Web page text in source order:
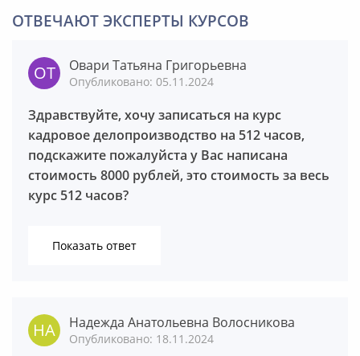
ОТВЕЧАЮТ ЭКСПЕРТЫ КУРСОВ
Овари Татьяна Григорьевна
Опубликовано: 05.11.2024
Здравствуйте, хочу записаться на курс
кадровое делопроизводство на 512 часов,
подскажите пожалуйста у Вас написана
стоимость 8000 рублей, это стоимость за весь
курс 512 часов?
Березина Надежда Васильевна
Показать ответ
Надежда Анатольевна Волосникова
Опубликовано: 18.11.2024